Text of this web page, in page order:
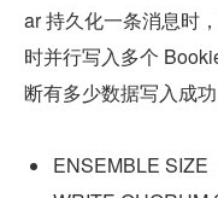
ar 持久化一条消息时
时并行写入多个
断有多少数据写入成功
ENSEMBLE SIZE